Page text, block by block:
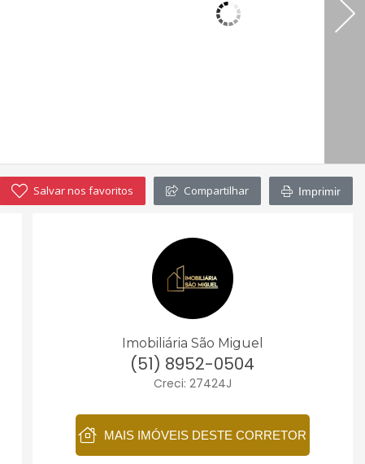
Salvar nos favoritos Compartilhar Imprimir
Imobiliária São Miguel
(51) 8952-0504
Creci: 27424J
MAIS IMÓVEIS DESTE CORRETOR